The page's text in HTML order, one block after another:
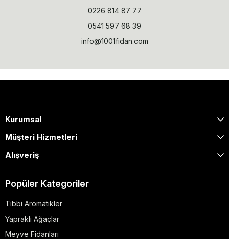
0226 814 87 77
0541 597 68 39
info@1001fidan.com
Kurumsal
Müşteri Hizmetleri
Alışveriş
Popüler Kategoriler
Tıbbi Aromatikler
Yapraklı Ağaçlar
Meyve Fidanları